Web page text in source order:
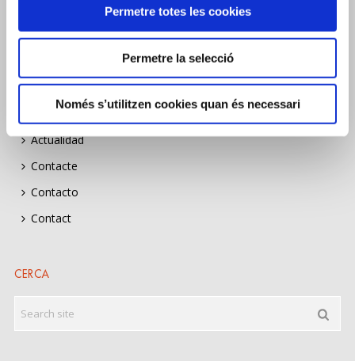
Permetre totes les cookies
Permetre la selecció
Només s’utilitzen cookies quan és necessari
Construïm Sostenibilitat
Construïm Sostenibilitat
Construïm Sostenibilitat
Actualitat
News
Actualidad
Contacte
Contacto
Contact
CERCA